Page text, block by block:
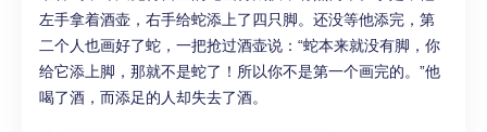
左手拿着酒壶，右手给蛇添上了四只脚。还没等他添完，第
二个人也画好了蛇，一把抢过酒壶说：“蛇本来就没有脚，你
给它添上脚，那就不是蛇了！所以你不是第一个画完的。”他
喝了酒，而添足的人却失去了酒。